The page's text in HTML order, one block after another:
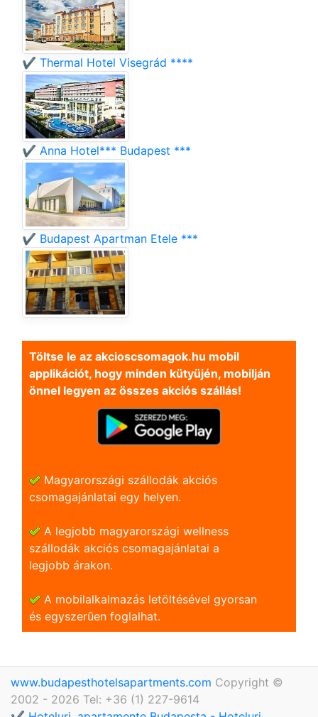
✔️ Thermal Hotel Visegrád ****
✔️ Anna Hotel*** Budapest ***
✔️ Budapest Apartman Etele ***
Töltse le az akcioscsomagok.hu mobil
applikációt, hogy minden kütyüjén, mobilján
önnel legyen az összes akciós szállás!
Magyarországi szállodák akciós
csomagajánlatai egy helyen.
A legjobb magyarországi wellness
szállodák akciós csomagajánlatai a
legjobb árakon.
A mobilalkalmazás letöltésével gyorsan
és egyszerũen foglalhat.
www.budapesthotelsapartments.com Copyright ©
2002 - 2026 Tel: +36 (1) 227-9614